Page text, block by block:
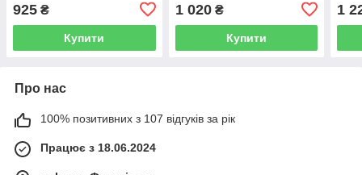
925 ₴
Купити
1 020₴
Купити
1
Про нас
100% позитивних з 107 відгуків за рік
Працює з 18.06.2024